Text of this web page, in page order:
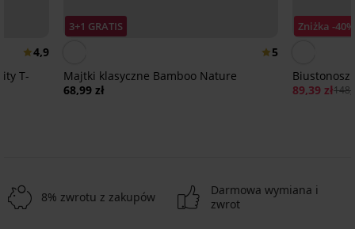
4,9
T-
3+1 GRATIS
5
Majtki klasyczne Bamboo Nature
68,99 zł
Zniżka -40%
89,39 zł
8% zwrotu z zakupów
Darmowa wymiana i
zwrot